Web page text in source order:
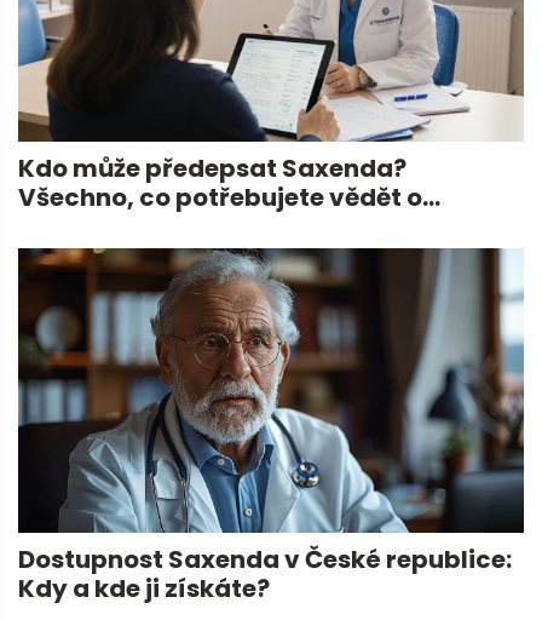
Kdo může předepsat Saxenda?
Všechno, co potřebujete vědět o
Dostupnost Saxenda v České republice:
Kdy a kde ji získáte?